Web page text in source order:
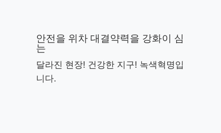
안전을 위차 대결약력을 강화이 심
는
달라진 현장! 건강한 지구! 녹색혁명입
니다.